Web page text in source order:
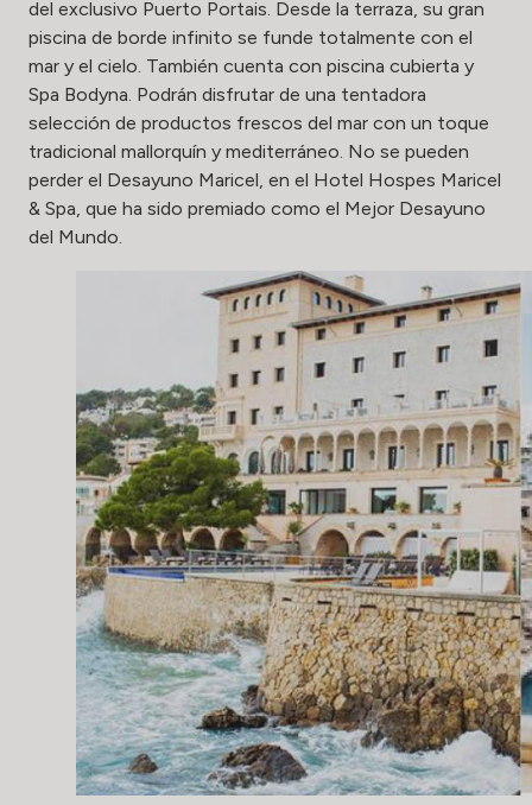
del exclusivo Puerto Portais. Desde la terraza, su gran
piscina de borde infinito se funde totalmente con el
mar y el cielo. También cuenta con piscina cubierta y
Spa Bodyna. Podrán disfrutar de una tentadora
selección de productos frescos del mar con un toque
tradicional mallorquín y mediterráneo. No se pueden
perder el Desayuno Maricel, en el Hotel Hospes Maricel
& Spa, que ha sido premiado como el Mejor Desayuno
del Mundo.